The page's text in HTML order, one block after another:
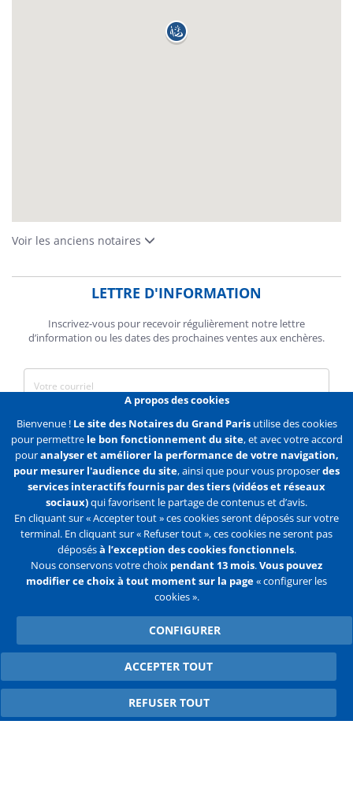
Voir les anciens notaires
LETTRE D'INFORMATION
Inscrivez-vous pour recevoir régulièrement notre lettre
d’information ou les dates des prochaines ventes aux enchères.
J'accepte de recevoir des communications de la Chambre des
Notaires de Paris.
En savoir plus
S'abonner
Liens Mentions légales Données personnelles
ligne
Contact Plan du site
Flux
RSS
FacebookYoutube
A propos des cookies
Bienvenue ! Le site des Notaires du Grand Parisutilise des cookies
pour permettre le bon fonctionnement du site, et avec votre accord
pouranalyser et améliorer la performance de votre navigation,
pour mesurer l'audience du site, ainsi que pour vous proposerdes
services interactifs fournis par des tiers (vidéos et réseaux
sociaux)qui favorisent le partage de contenus et d’avis.
En cliquant sur « Accepter tout » ces cookies seront déposés sur votre
terminal. En cliquant sur « Refuser tout », ces cookies ne seront pas
déposésà l’exception des cookies fonctionnels.
Nous conservons votre choix pendant 13 mois.Vous pouvez
modifier ce choix à tout moment sur la page« configurer les
cookies ».
CONFIGURER
ACCEPTER TOUT
WITHDRAW CONSENT
REFUSER TOUT